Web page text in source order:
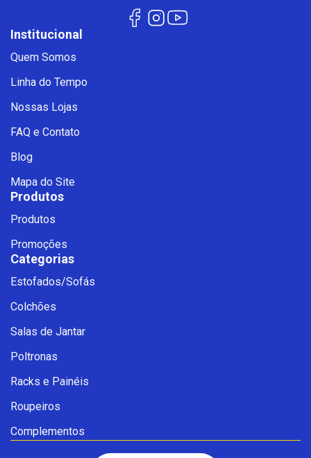
Institucional
Quem Somos
Linha do Tempo
Nossas Lojas
FAQ e Contato
Blog
Mapa do Site
Produtos
Produtos
Promoções
Categorias
Estofados/Sofás
Colchões
Salas de Jantar
Poltronas
Racks e Painéis
Roupeiros
Complementos